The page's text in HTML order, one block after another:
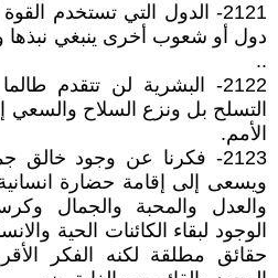
2121- الدول التي تستخدم
دول أو شعوب أخرى ينبغي نبذها
..
2122- البشرية لن تتقدم
التسلح بل ونزع السلاح والسعي
الأمم.
2123- فكرنا عن وجود
ويسعى إلى إقامة حضارة
والعدل والمحبة والجمال
الوجود لبقاء الكائنات الحية
حقائق مطلقة لكنه الفكر